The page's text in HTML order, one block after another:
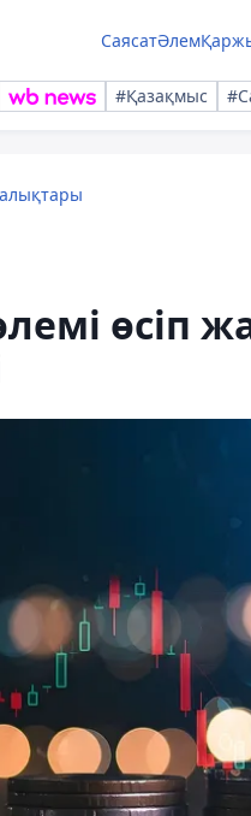
СаясатӘлем
#Қазақмыс
өсіп